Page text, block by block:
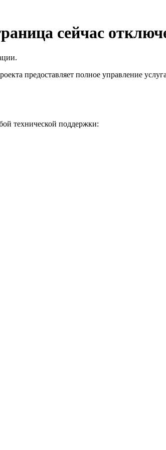
сейчас
предоставляет полное управление
технической поддержки: